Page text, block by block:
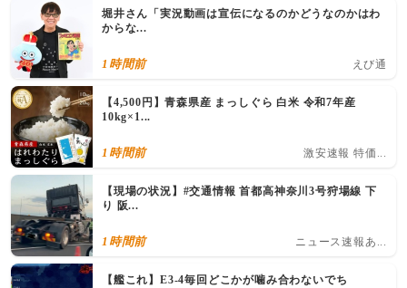
1時間前
堀井さん「実況動画は宣伝になるのかどうなのかはわ
からな...
えび通
1時間前
【4,500円】青森県産 まっしぐら 白米 令和7年産
10kg×1...
激安速報 特価...
1時間前
【現場の状況】#交通情報 首都高神奈川3号狩場線 下
り 阪...
ニュース速報あ...
【艦これ】E3-4毎回どこかが噛み合わないでち